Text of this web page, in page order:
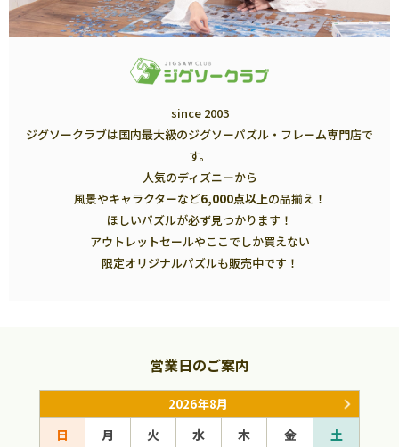
since 2003
ジグソークラブは国内最大級のジグソーパズル・フレーム専門店で
す。
人気のディズニーから
風景やキャラクターなど6,000点以上の品揃え！
ほしいパズルが必ず見つかります！
アウトレットセールやここでしか買えない
限定オリジナルパズルも販売中です！
営業日のご案内
2026年8月
日 月 火 水 木 金
土